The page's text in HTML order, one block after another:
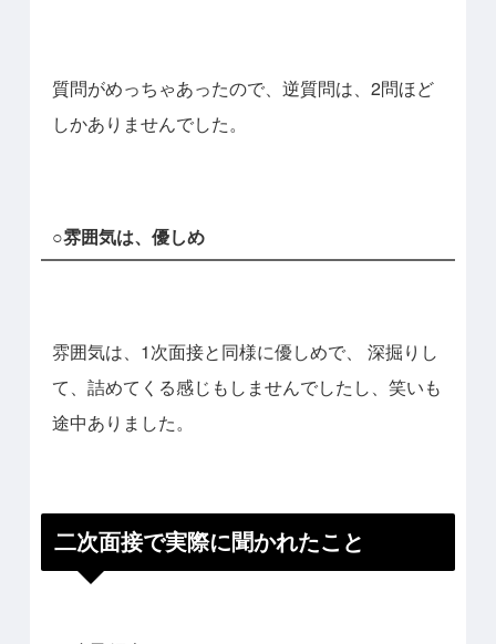
質問がめっちゃあったので、逆質問は、2問ほど
しかありませんでした。
○雰囲気は、優しめ
雰囲気は、1次面接と同様に優しめで、
深掘りし
て、詰めてくる感じもしませんでしたし、笑いも
途中ありました。
二次面接で実際に聞かれたこと